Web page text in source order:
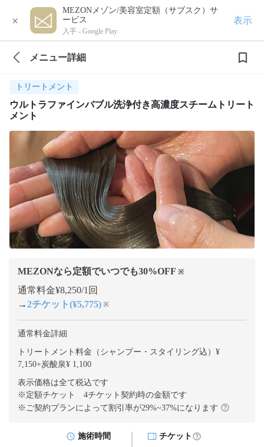
×
MEZONメゾン/美容室定額（サブスク）サ
ービス
入手 - Google Play
表示
メニュー詳細
トリートメント
ウルトラファインバブル洗浄付き高濃度スチームトリート
メント
MEZONなら定額でいつでも30%OFF ※
通常料金¥8,250/1回
→2チケット(¥5,775) ※
通常料金詳細
トリートメント料金（シャンプー・スタイリング込）¥
7,150+炭酸泉¥ 1,100
表示価格は全て税込です
※定額チケット 4チケット契約時の金額です
※ご契約プランによって割引率が29%~37%になります
施術時間 チケット